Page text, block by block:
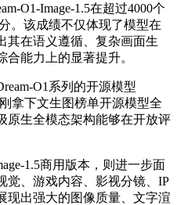
O1-Image-1.5在超过4000个
。该成绩不仅体现了模型在
其在语义遵循、复杂画面生
能力上的显著提升。
O1系列的开源模型
拿下文生图榜单开源模型全
原生全模态架构能够在开放评
1.5商用版本，则进一步面
觉、游戏内容、影视分镜、IP
现出强大的图像质量、文字渲